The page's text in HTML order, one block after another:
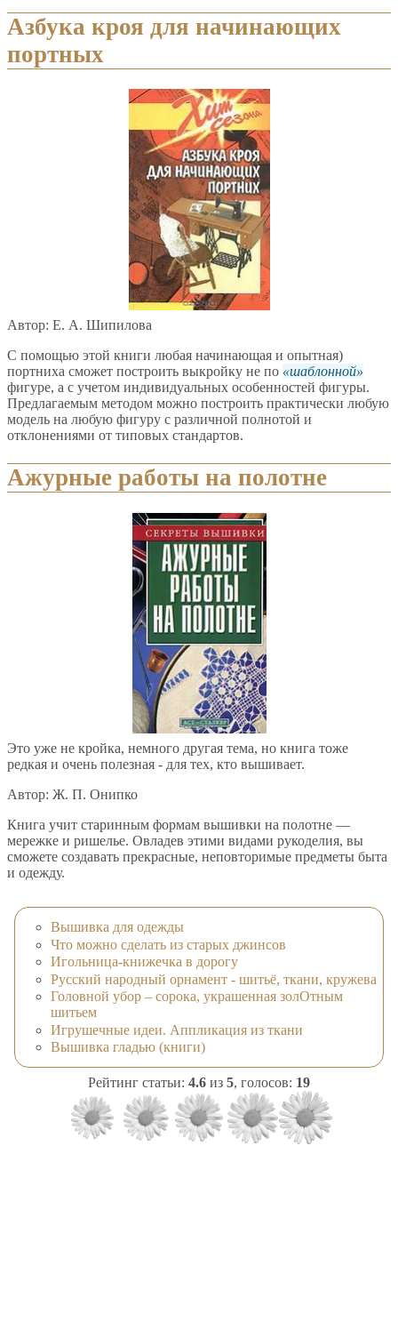
Азбука кроя для начинающих
портных
Автор: Е. А. Шипилова
С помощью этой книги любая начинающая и опытная)
портниха сможет построить выкройку не по
шаблонной
фигуре, а с учетом индивидуальных особенностей фигуры.
Предлагаемым методом можно построить практически любую
модель на любую фигуру с различной полнотой и
отклонениями от типовых стандартов.
Ажурные работы на полотне
Это уже не кройка, немного другая тема, но книга тоже
редкая и очень полезная - для тех, кто вышивает.
Автор: Ж. П. Онипко
Книга учит старинным формам вышивки на полотне —
мережке и ришелье. Овладев этими видами рукоделия, вы
сможете создавать прекрасные, неповторимые предметы быта
и одежду.
Вышивка для одежды
Что можно сделать из старых джинсов
Игольница-книжечка в дорогу
Русский народный орнамент - шитьё, ткани, кружева
Головной убор – сорока, украшенная золОтным
шитьем
Игрушечные идеи. Аппликация из ткани
Вышивка гладью (книги)
Рейтинг статьи: 4.6 из 5, голосов: 19